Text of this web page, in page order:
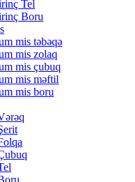
Tel
Boru
mis təbəqə
mis zolaq
mis çubuq
mis məftil
mis boru